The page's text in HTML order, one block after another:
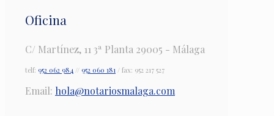
Oficina
C/ Martínez, 11 3ª Planta 29005 - Málaga
telf: 952 062 984 // 952 060 181 / fax: 952 217 527
Email: hola@notariosmalaga.com